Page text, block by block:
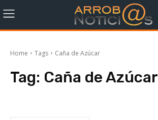
Home Tags Caña de Azúcar
Tag: Caña de Azúcar